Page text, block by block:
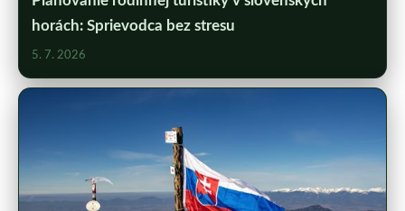
horách: Sprievodca bez stresu
5. 7. 2026